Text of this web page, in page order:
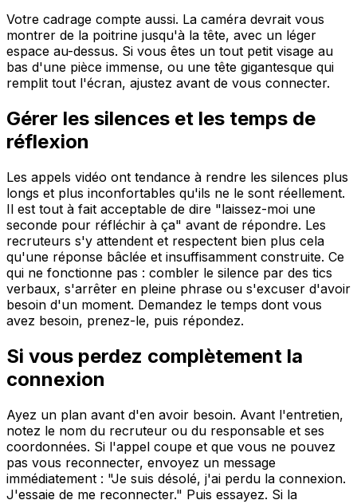
Votre cadrage compte aussi. La caméra devrait vous
montrer de la poitrine jusqu'à la tête, avec un léger
espace au-dessus. Si vous êtes un tout petit visage au
bas d'une pièce immense, ou une tête gigantesque qui
remplit tout l'écran, ajustez avant de vous connecter.
Gérer les silences et les temps de
réflexion
Les appels vidéo ont tendance à rendre les silences plus
longs et plus inconfortables qu'ils ne le sont réellement.
Il est tout à fait acceptable de dire "laissez-moi une
seconde pour réfléchir à ça" avant de répondre. Les
recruteurs s'y attendent et respectent bien plus cela
qu'une réponse bâclée et insuffisamment construite. Ce
qui ne fonctionne pas : combler le silence par des tics
verbaux, s'arrêter en pleine phrase ou s'excuser d'avoir
besoin d'un moment. Demandez le temps dont vous
avez besoin, prenez-le, puis répondez.
Si vous perdez complètement la
connexion
Ayez un plan avant d'en avoir besoin. Avant l'entretien,
notez le nom du recruteur ou du responsable et ses
coordonnées. Si l'appel coupe et que vous ne pouvez
pas vous reconnecter, envoyez un message
immédiatement : "Je suis désolé, j'ai perdu la connexion.
J'essaie de me reconnecter." Puis essayez. Si la